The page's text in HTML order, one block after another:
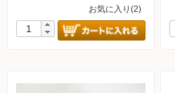
お気に入り(2)